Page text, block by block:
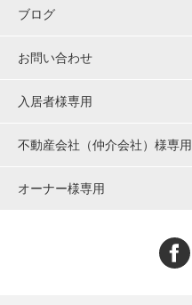
ブログ
お問い合わせ
入居者様専用
不動産会社（仲介会社）様専用
オーナー様専用